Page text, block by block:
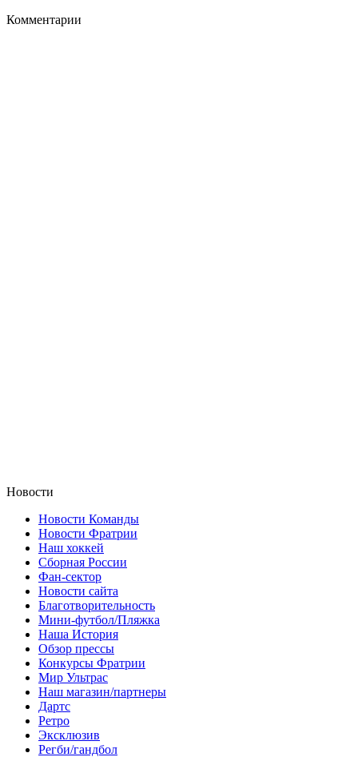
Комментарии
Новости
Новости Команды
Новости Фратрии
Наш хоккей
Сборная России
Фан-cектор
Новости сайта
Благотворительность
Мини-футбол/Пляжка
Наша История
Обзор прессы
Конкурсы Фратрии
Мир Ультрас
Наш магазин/партнеры
Дартс
Ретро
Эксклюзив
Регби/гандбол